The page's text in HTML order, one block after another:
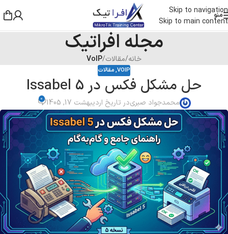
Skip to navigation
Skip to main content
منو
مجله افراتیک
خانه/مقالات/
VoIP
VOIP
,مقالات
حل مشکل فکس در Issabel 5
محمدجواد صبریدر تاریخ اردیبهشت 17, 1405 0